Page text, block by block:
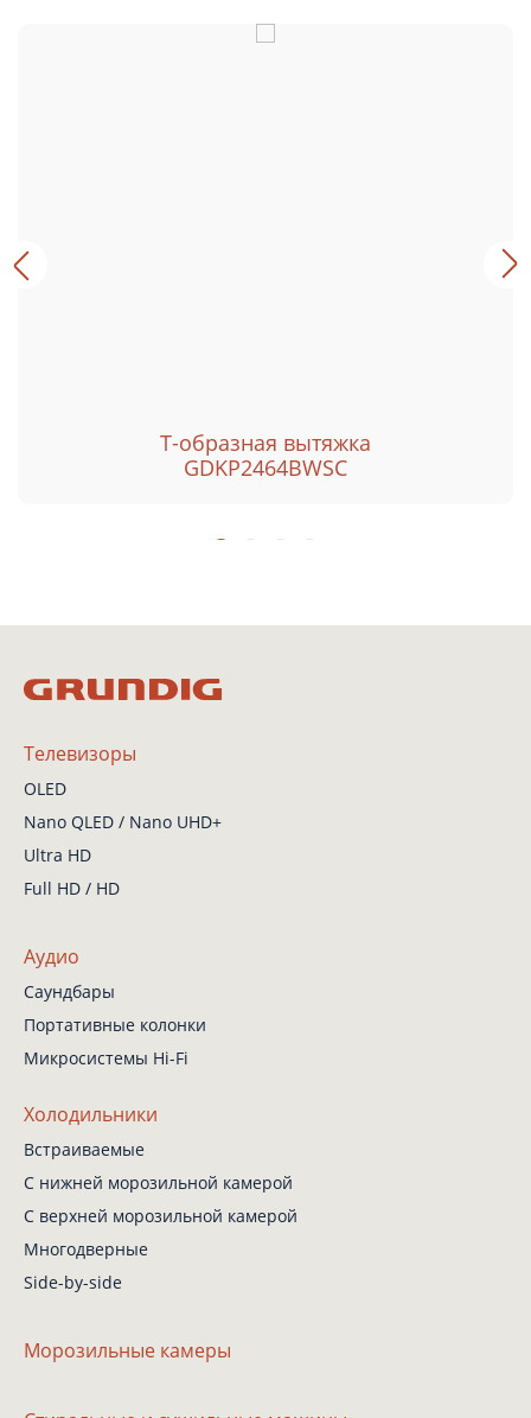
Т-образная вытяжка
GDKP2464BWSC
Телевизоры
OLED
Nano QLED / Nano UHD+
Ultra HD
Full HD / HD
Аудио
Саундбары
Портативные колонки
Микросистемы Hi-Fi
Холодильники
Встраиваемые
С нижней морозильной камерой
С верхней морозильной камерой
Многодверные
Side-by-side
Морозильные камеры